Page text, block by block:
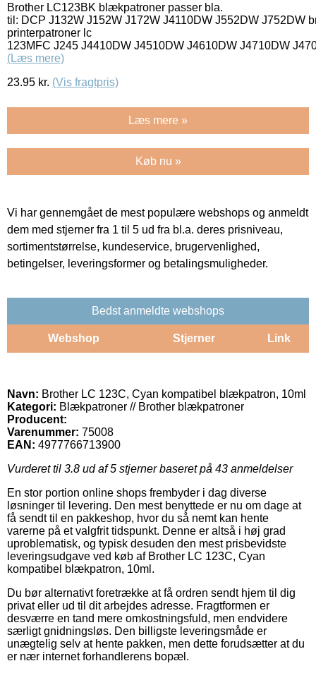
Brother LC123BK blækpatroner passer bla.
til: DCP J132W J152W J172W J4110DW J552DW J752DW
printerpatroner lc
123MFC J245 J4410DW J4510DW J4610DW J4710DW
(Læs mere)
23.95 kr. (Vis fragtpris)
Læs mere »
Køb nu »
Vi har gennemgået de mest populære webshops og anmeldt
dem med stjerner fra 1 til 5 ud fra bl.a. deres prisniveau,
sortimentstørrelse, kundeservice, brugervenlighed,
betingelser, leveringsformer og betalingsmuligheder.
Bedst anmeldte webshops
Webshop Stjerner Link
Navn: Brother LC 123C, Cyan kompatibel blækpatron, 10ml
Kategori: Blækpatroner // Brother blækpatroner
Producent:
Varenummer: 75008
EAN: 4977766713900
Vurderet til 3.8 ud af 5 stjerner baseret på 43 anmeldelser
En stor portion online shops frembyder i dag diverse
løsninger til levering. Den mest benyttede er nu om dage at
få sendt til en pakkeshop, hvor du så nemt kan hente
varerne på et valgfrit tidspunkt. Denne er altså i høj grad
uproblematisk, og typisk desuden den mest prisbevidste
leveringsudgave ved køb af Brother LC 123C, Cyan
kompatibel blækpatron, 10ml.
Du bør alternativt foretrække at få ordren sendt hjem til dig
privat eller ud til dit arbejdes adresse. Fragtformen er
desværre en tand mere omkostningsfuld, men endvidere
særligt gnidningsløs. Den billigste leveringsmåde er
unægtelig selv at hente pakken, men dette forudsætter at du
er nær internet forhandlerens bopæl.